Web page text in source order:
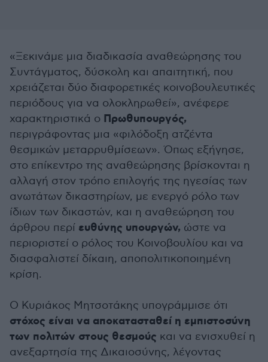
«Ξεκινάμε μια διαδικασία αναθεώρησης του
Συντάγματος, δύσκολη και απαιτητική, που
χρειάζεται δύο διαφορετικές κοινοβουλευτικές
περιόδους για να ολοκληρωθεί», ανέφερε
χαρακτηριστικά ο Πρωθυπουργός,
περιγράφοντας μια «φιλόδοξη ατζέντα
θεσμικών μεταρρυθμίσεων». Όπως εξήγησε,
στο επίκεντρο της αναθεώρησης βρίσκονται η
αλλαγή στον τρόπο επιλογής της ηγεσίας των
ανωτάτων δικαστηρίων, με ενεργό ρόλο των
ίδιων των δικαστών, και η αναθεώρηση του
άρθρου περί ευθύνης υπουργών, ώστε να
περιοριστεί ο ρόλος του Κοινοβουλίου και να
διασφαλιστεί δίκαιη, αποπολιτικοποιημένη
κρίση.
Ο Κυριάκος Μητσοτάκης υπογράμμισε ότι
στόχος είναι να αποκατασταθεί η εμπιστοσύνη
των πολιτών στους θεσμούς και να ενισχυθεί η
ανεξαρτησία της Δικαιοσύνης, λέγοντας